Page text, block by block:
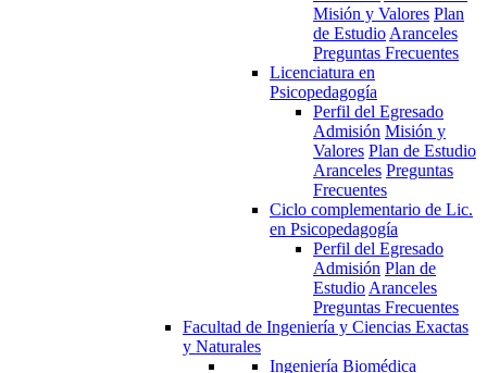
Misión y Valores Plan
de EstudioAranceles
Preguntas Frecuentes
Licenciatura en
Psicopedagogía
Perfil del Egresado
Admisión Misión y
Valores Plan de Estudio
Aranceles Preguntas
Frecuentes
Ciclo complementario de Lic.
en Psicopedagogía
Perfil del Egresado
Admisión Plan de
EstudioAranceles
Preguntas Frecuentes
Facultad de Ingeniería y Ciencias Exactas
y Naturales
Ingeniería Biomédica